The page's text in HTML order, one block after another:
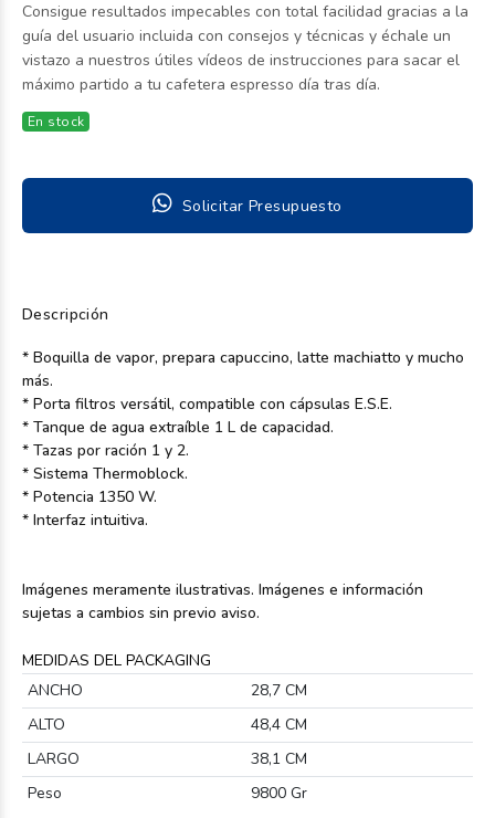
Consigue resultados impecables con total facilidad gracias a la
guía del usuario incluida con consejos y técnicas y échale un
vistazo a nuestros útiles vídeos de instrucciones para sacar el
máximo partido a tu cafetera espresso día tras día.
En stock
Solicitar Presupuesto
Descripción
* Boquilla de vapor, prepara capuccino, latte machiatto y mucho
más.
* Porta filtros versátil, compatible con cápsulas E.S.E.
* Tanque de agua extraíble 1 L de capacidad.
* Tazas por ración 1 y 2.
* Sistema Thermoblock.
* Potencia 1350 W.
* Interfaz intuitiva.
Imágenes meramente ilustrativas. Imágenes e información
sujetas a cambios sin previo aviso.
MEDIDAS DEL PACKAGING
ANCHO
28,7 CM
ALTO
48,4 CM
LARGO
38,1 CM
Peso
9800 Gr